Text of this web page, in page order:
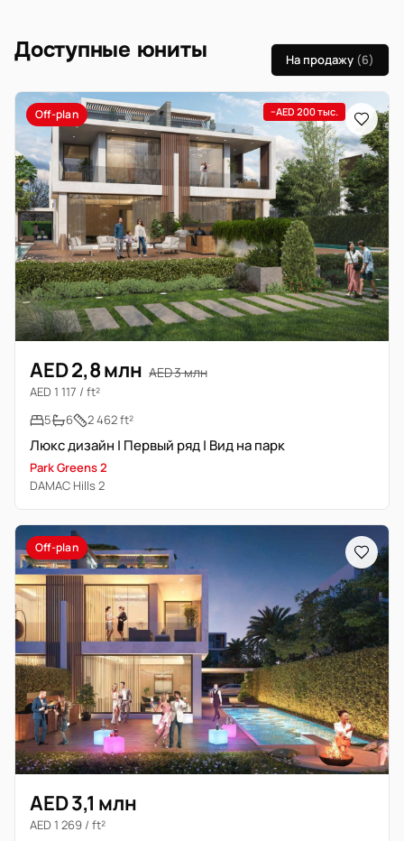
Доступные юниты На продажу (6)
Off-plan −AED 200 тыс.
AED 2,8 млн AED 3 млн
AED 1 117 / ft²
5
6 2 462 ft²
Люкс дизайн | Первый ряд | Вид на парк
Park Greens 2
DAMAC Hills 2
Off-plan
AED 3,1 млн
AED 1 269 / ft²